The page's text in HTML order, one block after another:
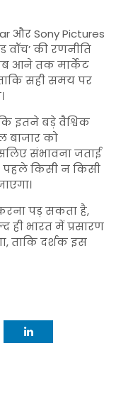
औरSony Pictures
वॉच’ की रणनीति
आने तक मार्केट
सही समय पर
इतने बड़े वैश्विक
बाजार को
संभावना जताई
पहले किसी न किसी
पड़ सकता है,
ही भारत में प्रसारण
ताकि दर्शक इस